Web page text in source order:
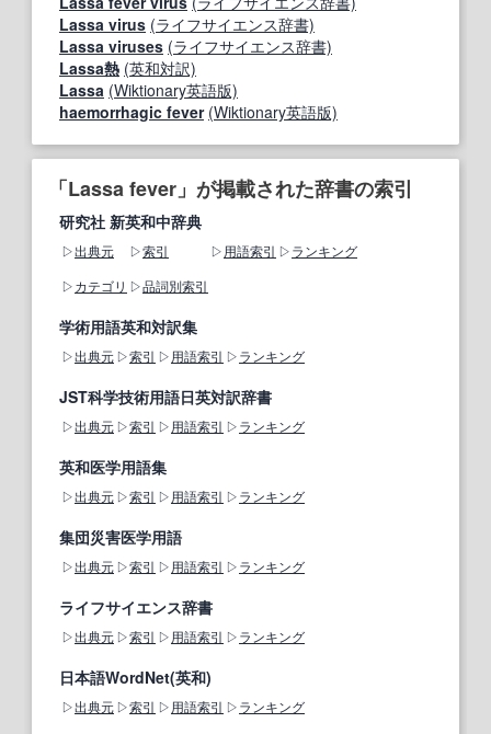
Lassa virus (ライフサイエンス辞書)
Lassa viruses (ライフサイエンス辞書)
Lassa熱 (英和対訳)
Lassa (Wiktionary英語版)
haemorrhagic fever (Wiktionary英語版)
「Lassa fever」が掲載された辞書の索引
研究社 新英和中辞典
出典元 索引 用語索引
ランキング
カテゴリ
品詞別索引
学術用語英和対訳集
出典元 索引 用語索引 ランキング
JST科学技術用語日英対訳辞書
出典元 索引 用語索引 ランキング
英和医学用語集
出典元 索引 用語索引 ランキング
集団災害医学用語
出典元 索引 用語索引 ランキング
ライフサイエンス辞書
出典元 索引 用語索引 ランキング
日本語WordNet(英和)
出典元 索引 用語索引 ランキング